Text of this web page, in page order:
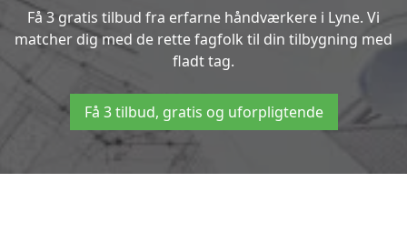
Få 3 gratis tilbud fra erfarne håndværkere i Lyne. Vi
matcher dig med de rette fagfolk til din tilbygning med
fladt tag.
Få 3 tilbud, gratis og uforpligtende